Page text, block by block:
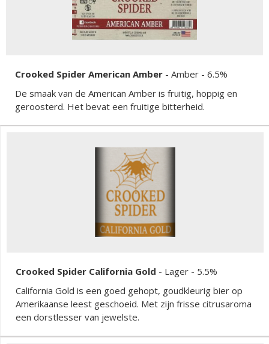
Crooked Spider American Amber - Amber - 6.5%
De smaak van de American Amber is fruitig, hoppig en
geroosterd. Het bevat een fruitige bitterheid.
Crooked Spider California Gold - Lager - 5.5%
California Gold is een goed gehopt, goudkleurig bier op
Amerikaanse leest geschoeid. Met zijn frisse citrusaroma
een dorstlesser van jewelste.